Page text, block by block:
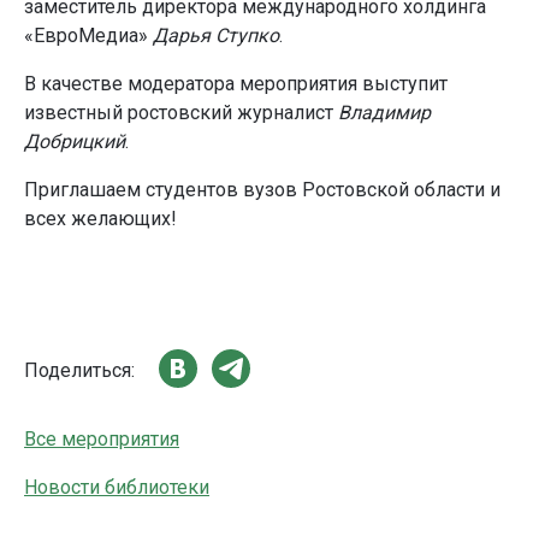
заместитель директора международного холдинга
«ЕвроМедиа» Дарья Ступко.
В качестве модератора мероприятия выступит
известный ростовский журналист Владимир
Добрицкий.
Приглашаем студентов вузов Ростовской области и
всех желающих!
Поделиться:
Все мероприятия
Новости библиотеки